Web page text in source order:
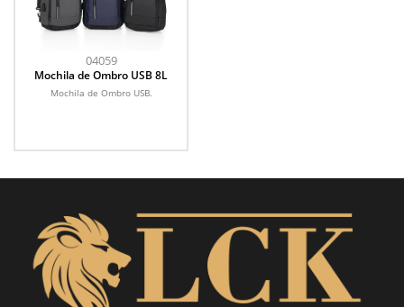
04059
Mochila de Ombro USB 8L
Mochila de Ombro USB.